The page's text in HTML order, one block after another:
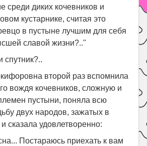
среди диких кочевников и
кустарнике, считая это
в пустыне лучшим для себя
славой жизни?.."
спутник?..
второй раз вспомнила
вождя кочевников, сложную и
пустыни, поняла всю
двух народов, зажатых в
сказала удовлетворенно:
Постараюсь приехать к вам